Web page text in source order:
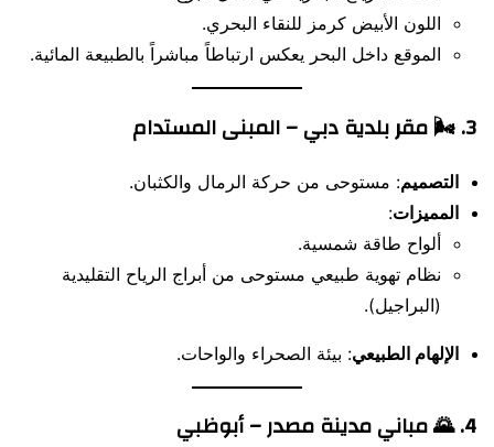
اللون الأبيض كرمز للنقاء البحري.
الموقع داخل البحر يعكس ارتباطاً مباشراً بالطبيعة المائية.
3. 🌬️ مقر بلدية دبي – المبنى المستدام
التصميم: مستوحى من حركة الرمال والكثبان.
المميزات:
ألواح طاقة شمسية.
نظام تهوية طبيعي مستوحى من أبراج الرياح التقليدية
(البراجيل).
الإلهام الطبيعي: بيئة الصحراء والواحات.
4. 🌄 مباني مدينة مصدر – أبوظبي